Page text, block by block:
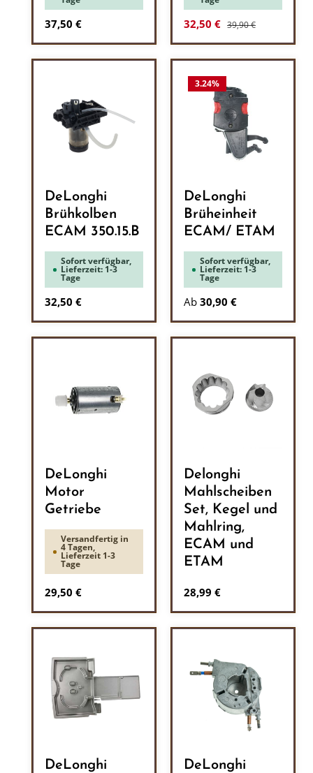
Regulärer Preis:
37,50 € Verkaufspreis:
32,50 € Regulärer Preis:
39,90 €
DeLonghi
Brühkolben
ECAM 350.15.B
Sofort verfügbar,
Lieferzeit: 1-3
Tage
Regulärer Preis:
32,50 €
3.24%
DeLonghi
Brüheinheit
ECAM/ ETAM
Sofort verfügbar,
Lieferzeit: 1-3
Tage
Ab 30,90 €
DeLonghi
Motor
Getriebe
Versandfertig in
4 Tagen,
Lieferzeit 1-3
Tage
Regulärer Preis:
29,50 €
Delonghi
Mahlscheiben
Set, Kegel und
Mahlring,
ECAM und
ETAM
Regulärer Preis:
28,99 €
DeLonghi
DeLonghi